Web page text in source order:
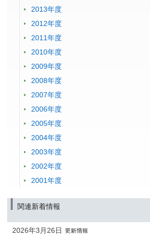
2013年度
2012年度
2011年度
2010年度
2009年度
2008年度
2007年度
2006年度
2005年度
2004年度
2003年度
2002年度
2001年度
関連新着情報
2026年3月26日